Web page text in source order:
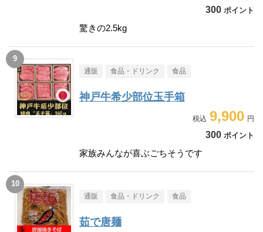
300 ポイント
驚きの2.5kg
通販 食品・ドリンク 食品
神戸牛希少部位玉手箱
9,900
300 ポイント
家族みんなが喜ぶごちそうです
通販 食品・ドリンク 食品
茹で唐麺